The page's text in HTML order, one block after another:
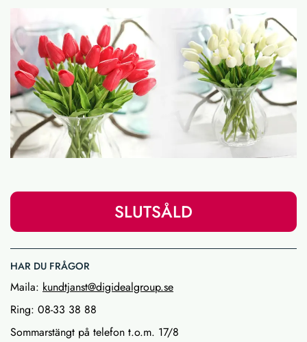
SLUTSÅLD
HAR DU FRÅGOR
Maila: kundtjanst@digidealgroup.se
Ring: 08-33 38 88
Sommarstängt på telefon t.o.m. 17/8